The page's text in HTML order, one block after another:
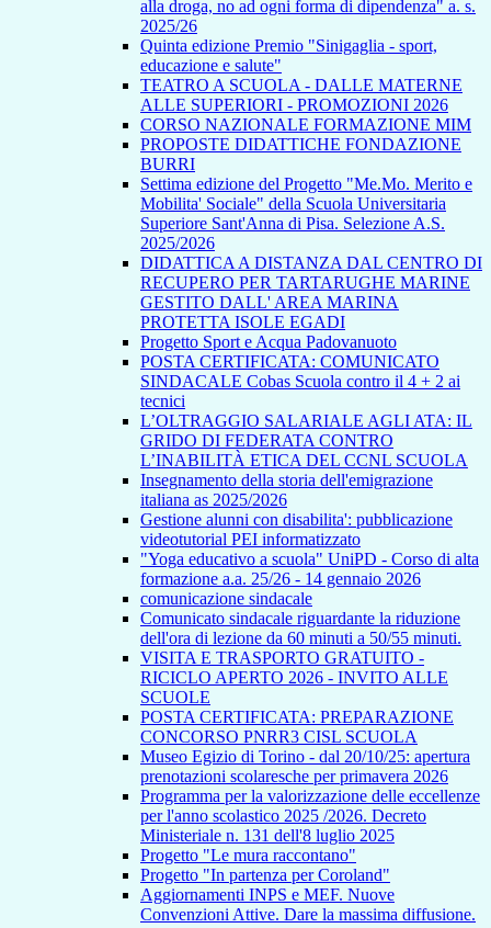
alla droga, no ad ogni forma di dipendenza" a. s.
2025/26
Quinta edizione Premio "Sinigaglia - sport,
educazione e salute"
TEATRO A SCUOLA - DALLE MATERNE
ALLE SUPERIORI - PROMOZIONI 2026
CORSO NAZIONALE FORMAZIONE MIM
PROPOSTE DIDATTICHE FONDAZIONE
BURRI
Settima edizione del Progetto "Me.Mo. Merito e
Mobilita' Sociale" della Scuola Universitaria
Superiore Sant'Anna di Pisa. Selezione A.S.
2025/2026
DIDATTICA A DISTANZA DAL CENTRO DI
RECUPERO PER TARTARUGHE MARINE
GESTITO DALL' AREA MARINA
PROTETTA ISOLE EGADI
Progetto Sport e Acqua Padovanuoto
POSTA CERTIFICATA: COMUNICATO
SINDACALE Cobas Scuola contro il 4 + 2 ai
tecnici
L’OLTRAGGIO SALARIALE AGLI ATA: IL
GRIDO DI FEDERATA CONTRO
L’INABILITÀ ETICA DEL CCNL SCUOLA
Insegnamento della storia dell'emigrazione
italiana as 2025/2026
Gestione alunni con disabilita': pubblicazione
videotutorial PEI informatizzato
"Yoga educativo a scuola" UniPD - Corso di alta
formazione a.a. 25/26 - 14 gennaio 2026
comunicazione sindacale
Comunicato sindacale riguardante la riduzione
dell'ora di lezione da 60 minuti a 50/55 minuti.
VISITA E TRASPORTO GRATUITO -
RICICLO APERTO 2026 - INVITO ALLE
SCUOLE
POSTA CERTIFICATA: PREPARAZIONE
CONCORSO PNRR3 CISL SCUOLA
Museo Egizio di Torino - dal 20/10/25: apertura
prenotazioni scolaresche per primavera 2026
Programma per la valorizzazione delle eccellenze
per l'anno scolastico 2025 /2026. Decreto
Ministeriale n. 131 dell'8 luglio 2025
Progetto "Le mura raccontano"
Progetto "In partenza per Coroland"
Aggiornamenti INPS e MEF. Nuove
Convenzioni Attive. Dare la massima diffusione.